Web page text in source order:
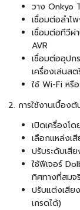
วาง Onkyo
เชื่อมต่อลำโ
เชื่อมต่อทีวีผ่
AVR
เชื่อมต่ออุปก
เครื่องเล่นส
ใช้ Wi-Fi ห
2. การใช้งานเบื้องต้
เปิดเครื่องโ
เลือกแหล่งเ
ปรับระดับเสี
ใช้ฟีเจอร์
ทิศทางที่สมจ
ปรับแต่งเสีย
เกรดได้)